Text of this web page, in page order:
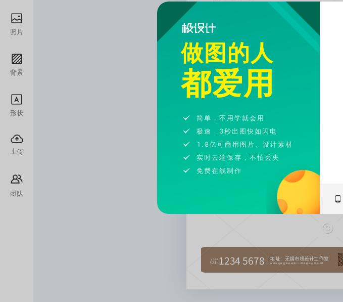
照片
背景
形状
上传
团队
021- 地址：无锡市极设计工作室
VIPLINE
无锡市经开区极设计路123号极设计大厦123号
1234 5678︱
只要在路上就没有到不了的远方未来,你只需要比一个人更好那便是现在的自己
早
安
做图的人
都爱用
简单，不用学就会用
极速，3秒出图快如闪电
1.8亿可商用图片、设计素材
实时云端保存，不怕丢失
免费在线制作